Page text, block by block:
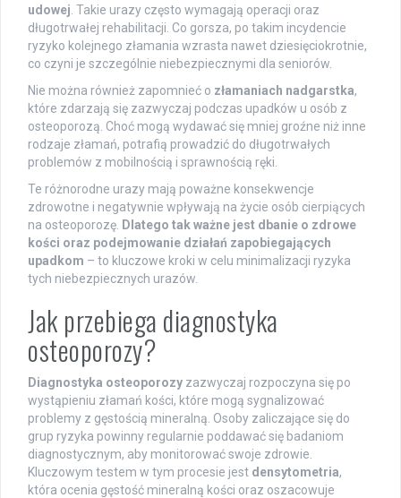
udowej . Takie urazy często wymagają operacji oraz
długotrwałej rehabilitacji. Co gorsza, po takim incydencie
ryzyko kolejnego złamania wzrasta nawet dziesięciokrotnie,
co czyni je szczególnie niebezpiecznymi dla seniorów.
Nie można również zapomnieć o złamaniach nadgarstka,
które zdarzają się zazwyczaj podczas upadków u osób z
osteoporozą. Choć mogą wydawać się mniej groźne niż inne
rodzaje złamań, potrafią prowadzić do długotrwałych
problemów z mobilnością i sprawnością ręki.
Te różnorodne urazy mają poważne konsekwencje
zdrowotne i negatywnie wpływają na życie osób cierpiących
na osteoporozę. Dlatego tak ważne jest dbanie o zdrowe
kości oraz podejmowanie działań zapobiegających
upadkom – to kluczowe kroki w celu minimalizacji ryzyka
tych niebezpiecznych urazów.
Jak przebiega diagnostyka
osteoporozy?
Diagnostyka osteoporozy zazwyczaj rozpoczyna się po
wystąpieniu złamań kości, które mogą sygnalizować
problemy z gęstością mineralną. Osoby zaliczające się do
grup ryzyka powinny regularnie poddawać się badaniom
diagnostycznym, aby monitorować swoje zdrowie.
Kluczowym testem w tym procesie jest densytometria,
która ocenia gęstość mineralną kości oraz oszacowuje